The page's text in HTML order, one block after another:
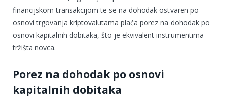
financijskom transakcijom te se na dohodak ostvaren po
osnovi trgovanja kriptovalutama plaća porez na dohodak po
osnovi kapitalnih dobitaka, što je ekvivalent instrumentima
tržišta novca.
Porez na dohodak po osnovi
kapitalnih dobitaka